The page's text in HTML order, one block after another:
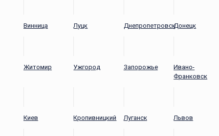
Винница Луцк ДнепропетровскДонецк
Житомир Ужгород Запорожье
Ивано-
Франковск
Киев Кропивницкий Луганск Львов